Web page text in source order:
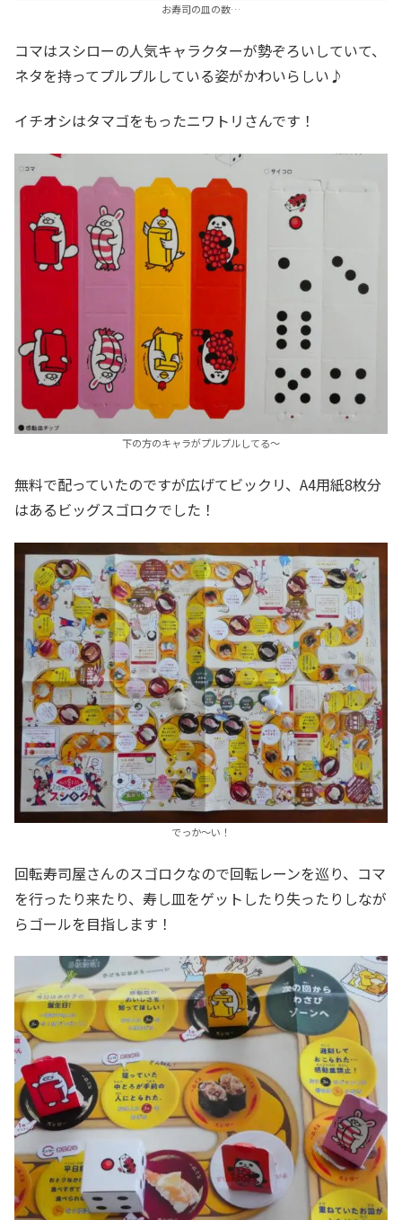
お寿司の皿の数…
コマはスシローの人気キャラクターが勢ぞろいしていて、
ネタを持ってプルプルしている姿がかわいらしい♪
イチオシはタマゴをもったニワトリさんです！
下の方のキャラがプルプルしてる～
無料で配っていたのですが広げてビックリ、A4用紙8枚分
はあるビッグスゴロクでした！
でっか～い！
回転寿司屋さんのスゴロクなので回転レーンを巡り、コマ
を行ったり来たり、寿し皿をゲットしたり失ったりしなが
らゴールを目指します！